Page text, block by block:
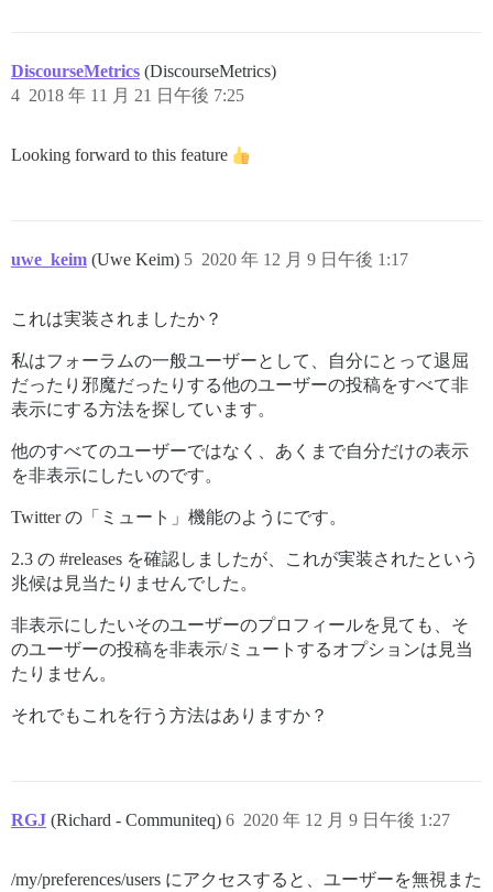
DiscourseMetrics (DiscourseMetrics)
2018 年 11 月 21 日午後 7:25
4
Looking forward to this feature
uwe_keim (Uwe Keim) 2020 年 12 月 9 日午後 1:17
5
これは実装されましたか？
私はフォーラムの一般ユーザーとして、自分にとって退屈
だったり邪魔だったりする他のユーザーの投稿をすべて非
表示にする方法を探しています。
他のすべてのユーザーではなく、あくまで自分だけの表示
を非表示にしたいのです。
Twitter の「ミュート」機能のようにです。
2.3 の #releases を確認しましたが、これが実装されたという
兆候は見当たりませんでした。
非表示にしたいそのユーザーのプロフィールを見ても、そ
のユーザーの投稿を非表示/ミュートするオプションは見当
たりません。
それでもこれを行う方法はありますか？
RGJ (Richard - Communiteq) 2020 年 12 月 9 日午後 1:27
6
/my/preferences/users にアクセスすると、ユーザーを無視また